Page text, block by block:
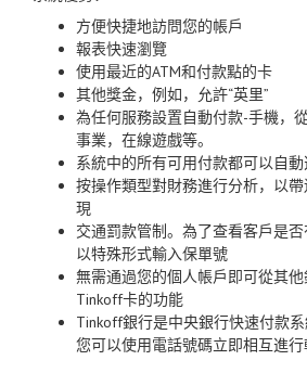
方便快捷地訪問您的帳戶
報表快速瀏覽
使用最近的ATM和付款點的卡
其他獎金，例如，允許“英里”
為任何服務設置自動付款-手機，
事業，在線遊戲等。
系統中的所有可用付款都可以自動
按操作類型對財務進行分析，以
現
交通罰款管制。為了查看客戶是
以特殊形式輸入保單號
無需通過您的個人帳戶即可從其
Tinkoff卡的功能
Tinkoff銀行是中央銀行快速付款
您可以使用電話號碼立即相互進